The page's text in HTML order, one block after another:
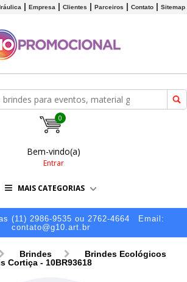
Empresa Clientes Parceiros Contato Sitemap
0
Bem-vindo(a)
Entrar
MAIS CATEGORIAS
(11) 2986-9535 ou 2762-4664
Email:
contato@g10.art.br
Brindes
Brindes Ecológicos
Cortiça - 10BR93618